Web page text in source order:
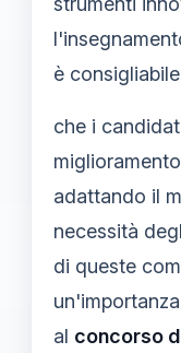
è consigliabile
che i
adattando il
necessità
di queste
al concorso